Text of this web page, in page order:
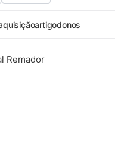
artigodonos